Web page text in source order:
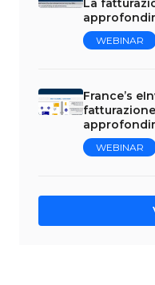
La
WEBINAR
France’s
WEBINAR